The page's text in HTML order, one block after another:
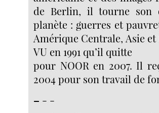
de Berlin, il tourne son
planète : guerres et
Amérique Centrale, Asie
VU en 1991 qu’il quitte
pour NOOR en 2007. Il
2004 pour son travail de
– - -